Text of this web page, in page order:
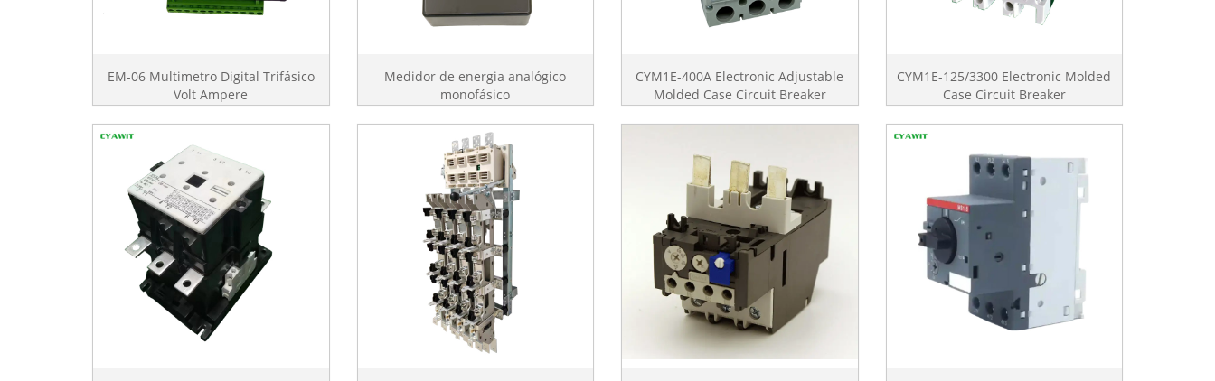
EM-06 Multimetro Digital Trifásico
Volt Ampere
Medidor de energia analógico
monofásico
CYM1E-400A Electronic Adjustable
Molded Case Circuit Breaker
CYM1E-125/3300 Electronic Molded
Case Circuit Breaker